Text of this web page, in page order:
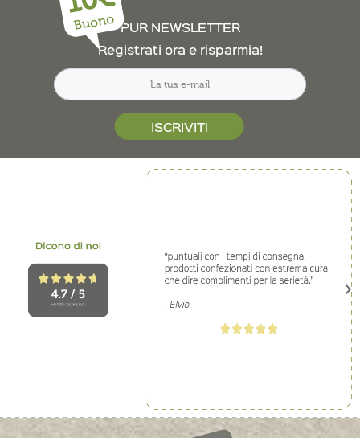
Buono PUR NEWSLETTER
Registrati ora e risparmia!
ISCRIVITI